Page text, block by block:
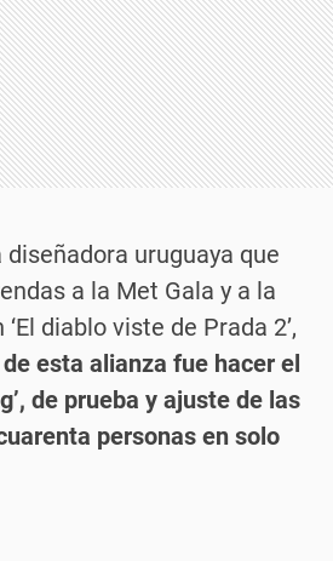
diseñadora uruguaya que
a la Met Gala y a la
diablo viste de Prada 2’,
esta alianza fue hacer el
de prueba y ajuste de las
personas en solo